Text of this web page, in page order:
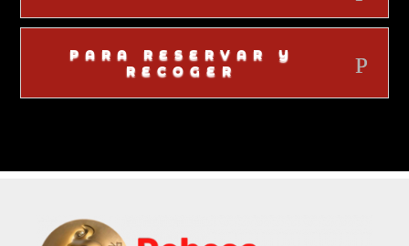
PARA RESERVAR Y
RECOGER